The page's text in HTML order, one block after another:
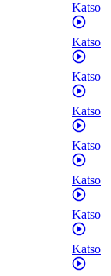
Katso
Katso
Katso
Katso
Katso
Katso
Katso
Katso